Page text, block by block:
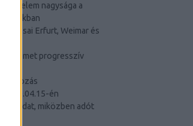
nagysága a
városai Erfurt, Weimar és
a német progresszív
2020.04.15-én
miközben adót